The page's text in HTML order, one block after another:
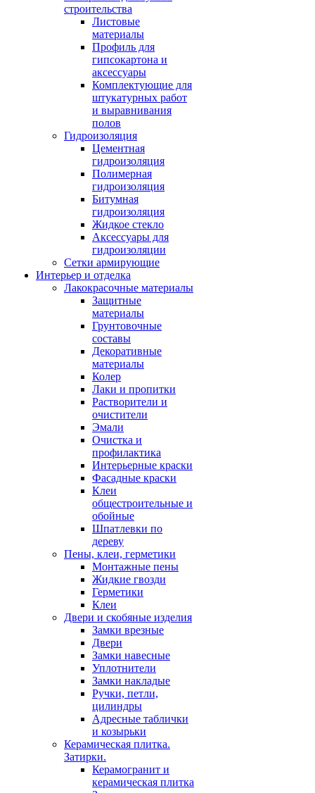
строительства
Листовые
материалы
Профиль для
гипсокартона и
аксессуары
Комплектующие для
штукатурных работ
и выравнивания
полов
Гидроизоляция
Цементная
гидроизоляция
Полимерная
гидроизоляция
Битумная
гидроизоляция
Жидкое стекло
Аксессуары для
гидроизоляции
Сетки армирующие
Интерьер и отделка
Лакокрасочные материалы
Защитные
материалы
Грунтовочные
составы
Декоративные
материалы
Колер
Лаки и пропитки
Растворители и
очистители
Эмали
Очистка и
профилактика
Интерьерные краски
Фасадные краски
Клеи
общестроительные и
обойные
Шпатлевки по
дереву
Пены, клеи, герметики
Монтажные пены
Жидкие гвозди
Герметики
Клеи
Двери и скобяные изделия
Замки врезные
Двери
Замки навесные
Уплотнители
Замки накладые
Ручки, петли,
цилиндры
Адресные таблички
и козырьки
Керамическая плитка.
Затирки.
Керамогранит и
керамическая плитка